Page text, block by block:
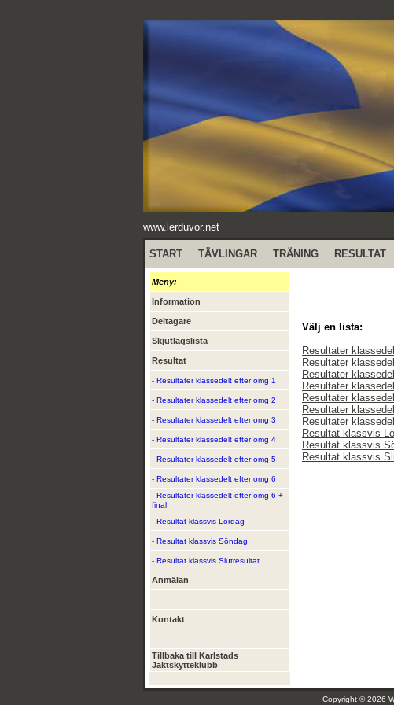
www.lerduvor.net
START TÄVLINGAR TRÄNING RESULTAT
Meny:
Information
Deltagare
Skjutlagslista
Resultat
- Resultater klassedelt efter omg 1
- Resultater klassedelt efter omg 2
- Resultater klassedelt efter omg 3
- Resultater klassedelt efter omg 4
- Resultater klassedelt efter omg 5
- Resultater klassedelt efter omg 6
- Resultater klassedelt efter omg 6 +
final
- Resultat klassvis Lördag
- Resultat klassvis Söndag
- Resultat klassvis Slutresultat
Anmälan
Kontakt
Tillbaka till Karlstads
Jaktskytteklubb
Välj en lista:
Resultater
Resultater
Resultater
Resultater
Resultater
Resultater
Resultater
Resultat klassvis
Resultat klassvis
Resultat klassvis
Copyright © 2026